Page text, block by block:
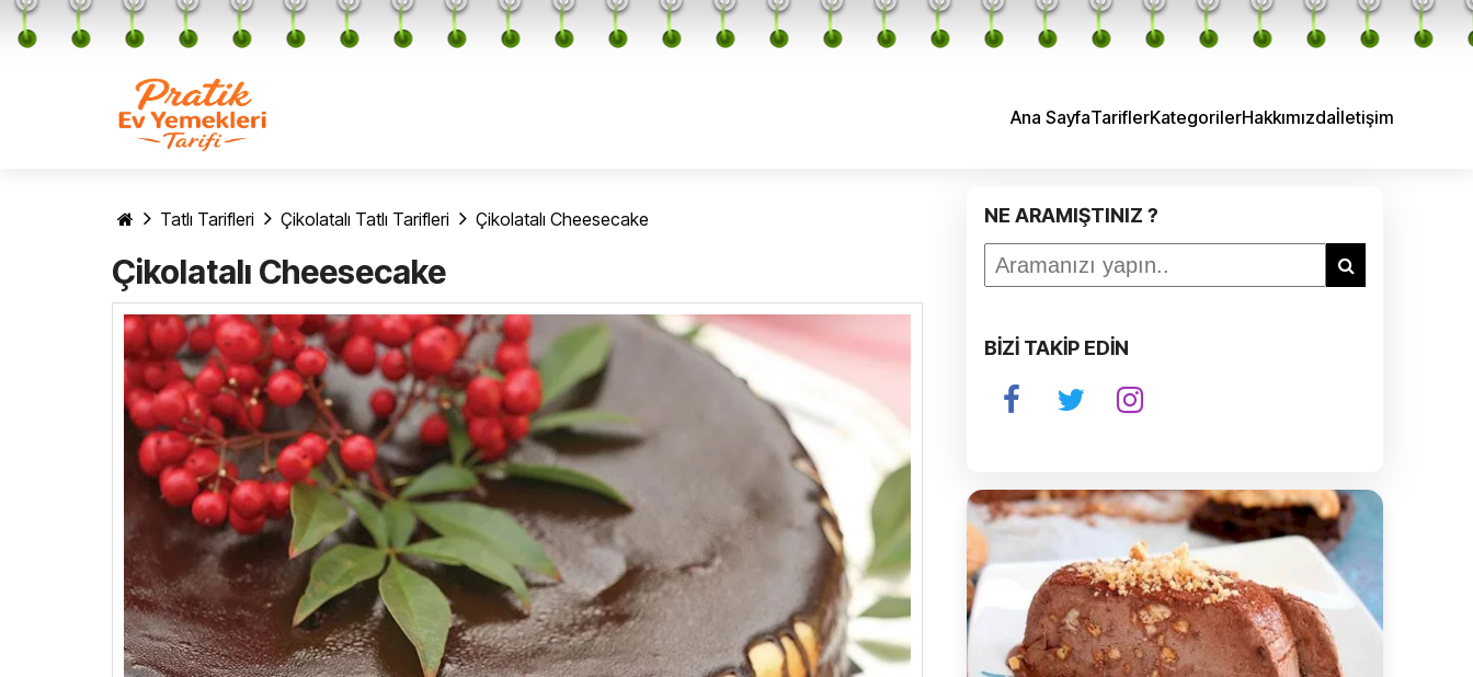
Ana SayfaTariflerKategorilerHakkımızdaİletişim
Tatlı Tarifleri Çikolatalı Tatlı Tarifleri Çikolatalı Cheesecake
Çikolatalı Cheesecake
NE ARAMIŞTINIZ ?
BİZİ TAKİP EDİN